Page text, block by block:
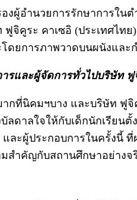
ผู้อำนวยการรักษาการใน
จิคูระ คาเซอิ (ประเทศไท
ดยการภาพวาดบนผนังแล
และผู้จัดการทั่วไปบริษัท ฟู
กที่นิคมฯบาง และบริษัท ฟูจิ
ลดาลใจให้กับเด็กนักเรีย
ละผู้ประกอบการในครั้งนี้
สำคัญกับสถานศึกษาอย่างจ